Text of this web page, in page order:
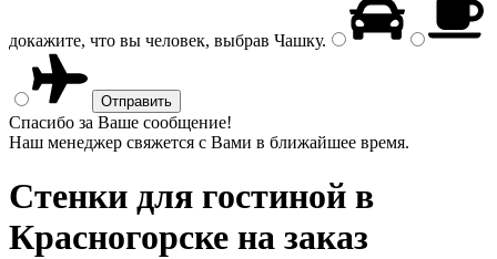
докажите, что вы человек, выбрав Чашку.
Спасибо за Ваше сообщение!
Наш менеджер свяжется с Вами в ближайшее время.
Стенки для гостиной в
Красногорске на заказ